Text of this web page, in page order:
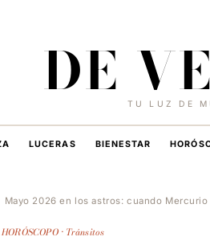
DE TU LUZ DE
LUCERAS BIENESTAR
Mayo 2026 en los astros: cuando
HORÓSCOPO · Tránsitos